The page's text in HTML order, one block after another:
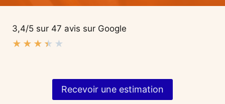
3,4/5 sur 47 avis sur Google
★ ★ ★ ★ ★
Recevoir une estimation